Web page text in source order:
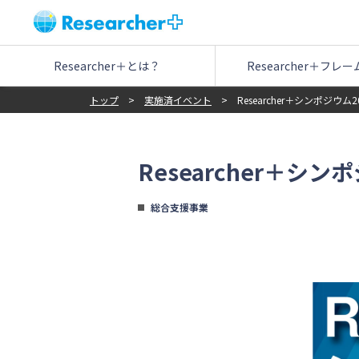
Researcher＋とは？ Researcher＋ フレー
トップ > 実施済イベント > Researcher＋シンポジウム
Researcher＋シン
総合支援事業